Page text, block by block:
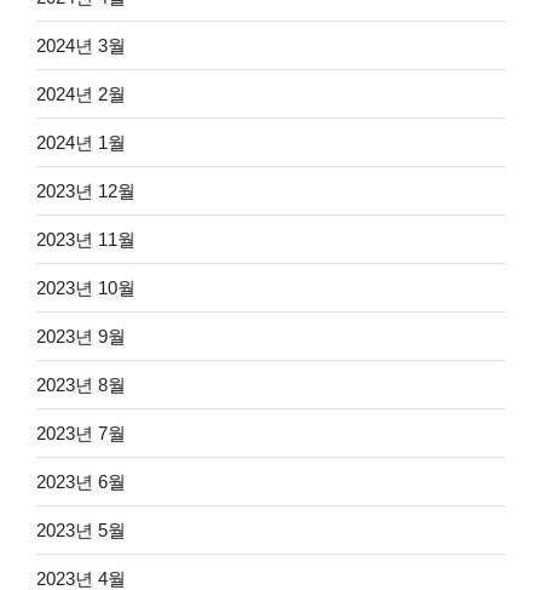
2024년 3월
2024년 2월
2024년 1월
2023년 12월
2023년 11월
2023년 10월
2023년 9월
2023년 8월
2023년 7월
2023년 6월
2023년 5월
2023년 4월